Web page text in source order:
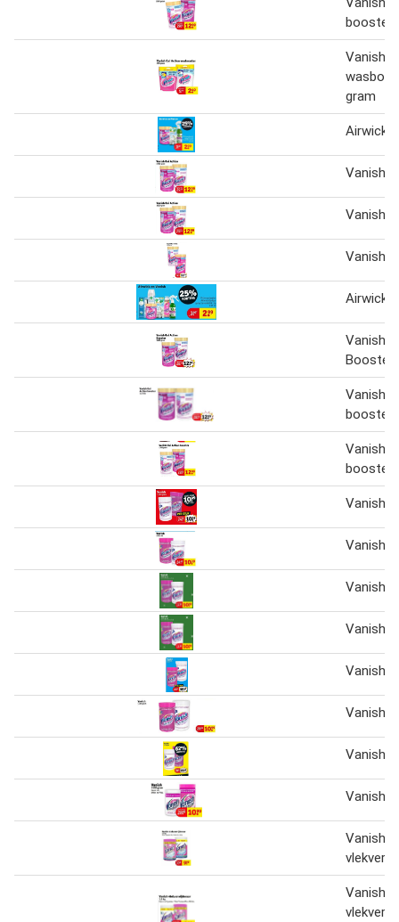
booster
Vanish
gram
Airwick
Vanish
Vanish
Vanish
Airwick
Vanish
Booster
Vanish
booster
Vanish
booster
Vanish
Vanish
Vanish
Vanish
Vanish
Vanish
Vanish
Vanish
Vanish
Vanish